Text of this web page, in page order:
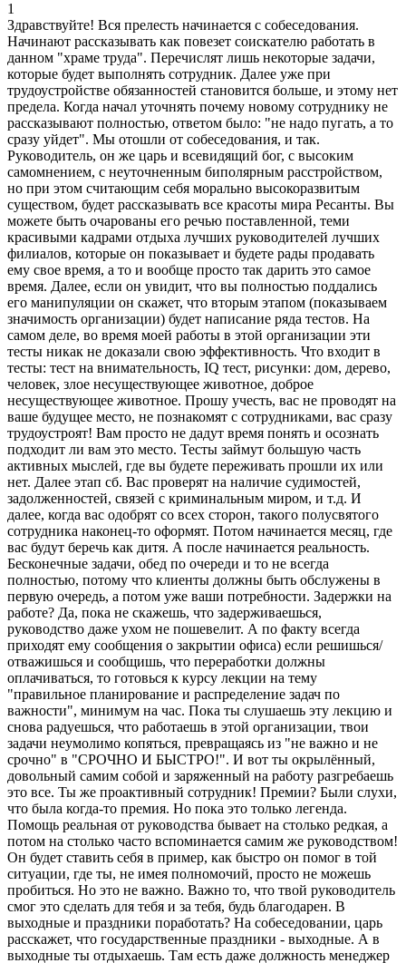
1
Здравствуйте! Вся прелесть начинается с собеседования.
Начинают рассказывать как повезет соискателю работать в
данном "храме труда". Перечислят лишь некоторые задачи,
которые будет выполнять сотрудник. Далее уже при
трудоустройстве обязанностей становится больше, и этому нет
предела. Когда начал уточнять почему новому сотруднику не
рассказывают полностью, ответом было: "не надо пугать, а то
сразу уйдет". Мы отошли от собеседования, и так.
Руководитель, он же царь и всевидящий бог, с высоким
самомнением, с неуточненным биполярным расстройством,
но при этом считающим себя морально высокоразвитым
существом, будет рассказывать все красоты мира Ресанты. Вы
можете быть очарованы его речью поставленной, теми
красивыми кадрами отдыха лучших руководителей лучших
филиалов, которые он показывает и будете рады продавать
ему свое время, а то и вообще просто так дарить это самое
время. Далее, если он увидит, что вы полностью поддались
его манипуляции он скажет, что вторым этапом (показываем
значимость организации) будет написание ряда тестов. На
самом деле, во время моей работы в этой организации эти
тесты никак не доказали свою эффективность. Что входит в
тесты: тест на внимательность, IQ тест, рисунки: дом, дерево,
человек, злое несуществующее животное, доброе
несуществующее животное. Прошу учесть, вас не проводят на
ваше будущее место, не познакомят с сотрудниками, вас сразу
трудоустроят! Вам просто не дадут время понять и осознать
подходит ли вам это место. Тесты займут большую часть
активных мыслей, где вы будете переживать прошли их или
нет. Далее этап сб. Вас проверят на наличие судимостей,
задолженностей, связей с криминальным миром, и т.д. И
далее, когда вас одобрят со всех сторон, такого полусвятого
сотрудника наконец-то оформят. Потом начинается месяц, где
вас будут беречь как дитя. А после начинается реальность.
Бесконечные задачи, обед по очереди и то не всегда
полностью, потому что клиенты должны быть обслужены в
первую очередь, а потом уже ваши потребности. Задержки на
работе? Да, пока не скажешь, что задерживаешься,
руководство даже ухом не пошевелит. А по факту всегда
приходят ему сообщения о закрытии офиса) если решишься/
отважишься и сообщишь, что переработки должны
оплачиваться, то готовься к курсу лекции на тему
"правильное планирование и распределение задач по
важности", минимум на час. Пока ты слушаешь эту лекцию и
снова радуешься, что работаешь в этой организации, твои
задачи неумолимо копяться, превращаясь из "не важно и не
срочно" в "СРОЧНО И БЫСТРО!". И вот ты окрылённый,
довольный самим собой и заряженный на работу разгребаешь
это все. Ты же проактивный сотрудник! Премии? Были слухи,
что была когда-то премия. Но пока это только легенда.
Помощь реальная от руководства бывает на столько редкая, а
потом на столько часто вспоминается самим же руководством!
Он будет ставить себя в пример, как быстро он помог в той
ситуации, где ты, не имея полномочий, просто не можешь
пробиться. Но это не важно. Важно то, что твой руководитель
смог это сделать для тебя и за тебя, будь благодарен. В
выходные и праздники поработать? На собеседовании, царь
расскажет, что государственные праздники - выходные. А в
выходные ты отдыхаешь. Там есть даже должность менеджер